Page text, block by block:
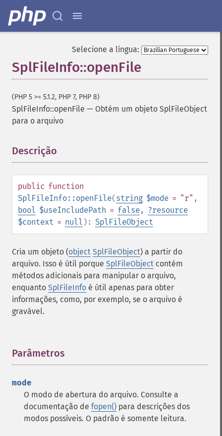
Selecione a língua:
SplFileInfo::openFile
(PHP 5 >= 5.1.2, PHP 7, PHP 8)
SplFileInfo::openFile — Obtém um objeto SplFileObject
para o arquivo
Descrição
public function
SplFileInfo::openFile(string $mode = "r" ,
bool $useIncludePath = false, ?resource
$context = null ): SplFileObject
Cria um objeto (object SplFileObject) a partir do
arquivo. Isso é útil porque SplFileObject contém
métodos adicionais para manipular o arquivo,
enquanto SplFileInfo é útil apenas para obter
informações, como, por exemplo, se o arquivo é
gravável.
Parâmetros
mode
O modo de abertura do arquivo. Consulte a
documentação de fopen() para descrições dos
modos possíveis. O padrão é somente leitura.